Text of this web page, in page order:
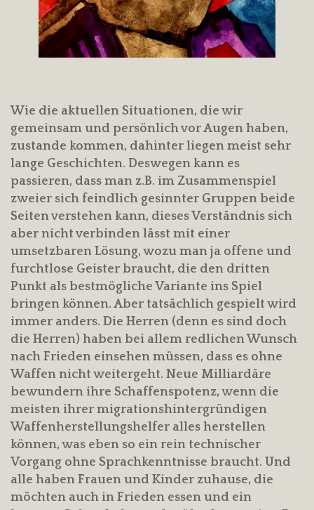
Wie die aktuellen Situationen, die wir
gemeinsam und persönlich vor Augen haben,
zustande kommen, dahinter liegen meist sehr
lange Geschichten. Deswegen kann es
passieren, dass man z.B. im Zusammenspiel
zweier sich feindlich gesinnter Gruppen beide
Seiten verstehen kann, dieses Verständnis sich
aber nicht verbinden lässt mit einer
umsetzbaren Lösung, wozu man ja offene und
furchtlose Geister braucht, die den dritten
Punkt als bestmögliche Variante ins Spiel
bringen können. Aber tatsächlich gespielt wird
immer anders. Die Herren (denn es sind doch
die Herren) haben bei allem redlichen Wunsch
nach Frieden einsehen müssen, dass es ohne
Waffen nicht weitergeht. Neue Milliardäre
bewundern ihre Schaffenspotenz, wenn die
meisten ihrer migrationshintergründigen
Waffenherstellungshelfer alles herstellen
können, was eben so ein rein technischer
Vorgang ohne Sprachkenntnisse braucht. Und
alle haben Frauen und Kinder zuhause, die
möchten auch in Frieden essen und ein